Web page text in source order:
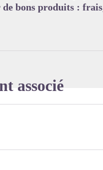
bons produits :
associé